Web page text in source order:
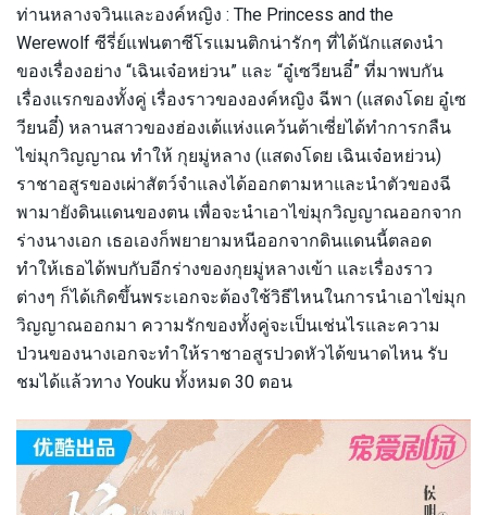
ท่านหลางจวินและองค์หญิง : The Princess and the
Werewolf ซีรี่ย์แฟนตาซีโรแมนติกน่ารักๆ ที่ได้นักแสดงนำ
ของเรื่องอย่าง “เฉินเจ๋อหย่วน” และ “อู๋เซวียนอี๋” ที่มาพบกัน
เรื่องแรกของทั้งคู่ เรื่องราวขององค์หญิง ฉีพา (แสดงโดย อู๋เซ
วียนอี๋) หลานสาวของฮ่องเต้แห่งแคว้นต้าเซี่ยได้ทำการกลืน
ไข่มุกวิญญาณ ทำให้ กุยมู่หลาง (แสดงโดย เฉินเจ๋อหย่วน)
ราชาอสูรของเผ่าสัตว์จำแลงได้ออกตามหาและนำตัวของฉี
พามายังดินแดนของตน เพื่อจะนำเอาไข่มุกวิญญาณออกจาก
ร่างนางเอก เธอเองก็พยายามหนีออกจากดินแดนนี้ตลอด
ทำให้เธอได้พบกับอีกร่างของกุยมู่หลางเข้า และเรื่องราว
ต่างๆ ก็ได้เกิดขึ้นพระเอกจะต้องใช้วิธีไหนในการนำเอาไข่มุก
วิญญาณออกมา ความรักของทั้งคู่จะเป็นเช่นไรและความ
ป่วนของนางเอกจะทำให้ราชาอสูรปวดหัวได้ขนาดไหน รับ
ชมได้แล้วทาง Youku ทั้งหมด 30 ตอน